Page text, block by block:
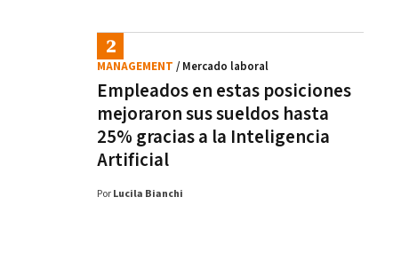
Empleados en estas posiciones
mejoraron sus sueldos hasta
25% gracias a la Inteligencia
Artificial
MANAGEMENT / Mercado laboral
Por Lucila Bianchi